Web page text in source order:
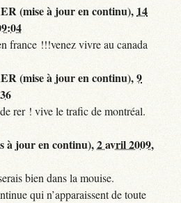
(mise à jour en continu), 14
france !!!venez vivre au canada
(mise à jour en continu),9
rer ! vive le trafic de montréal.
à jour en continu),2 avril 2009,
bien dans la mouise.
qui n’apparaissent de toute